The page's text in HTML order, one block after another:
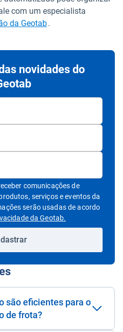
com um especialista
da Geotab.
novidades do
comunicações de
serviços e eventos da
serão usadas de acordo
da Geotab.
são eficientes para o
de frota?